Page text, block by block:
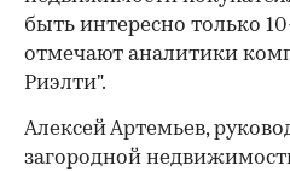
быть интересно только
отмечают аналитики
Риэлти".
Алексей Артемьев,
загородной